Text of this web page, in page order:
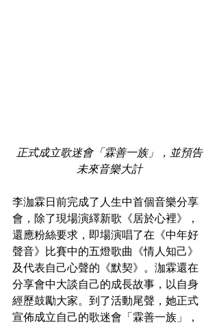
正式成立歌迷會「霖善一族」，並預告
未來音樂大計
李泇霖日前完成了人生中首個音樂分享
會，除了現場演繹新歌《居於心裡》，
還應粉絲要求，即場演唱了在《中年好
聲音》比賽中的五燈歌曲《情人知己》
及代表自己心聲的《默契》。泇霖還在
分享會中大談自己的成長故事，以自身
經歷鼓勵大家。到了活動尾聲，她正式
宣佈成立自己的歌迷會「霖善一族」，